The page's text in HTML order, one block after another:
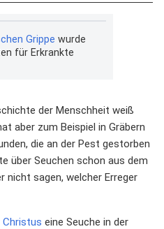
Grippe wurde
für Erkrankte
der Menschheit weiß
aber zum Beispiel in Gräbern
die an der Pest gestorben
über Seuchen schon aus dem
nicht sagen, welcher Erreger
Christus eine Seuche in der